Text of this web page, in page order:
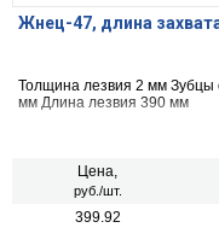
Жнец-47, длина
Толщина лезвия 2 мм Зубцы
мм Длина лезвия 390 мм
Цена,
руб./шт.
399.92